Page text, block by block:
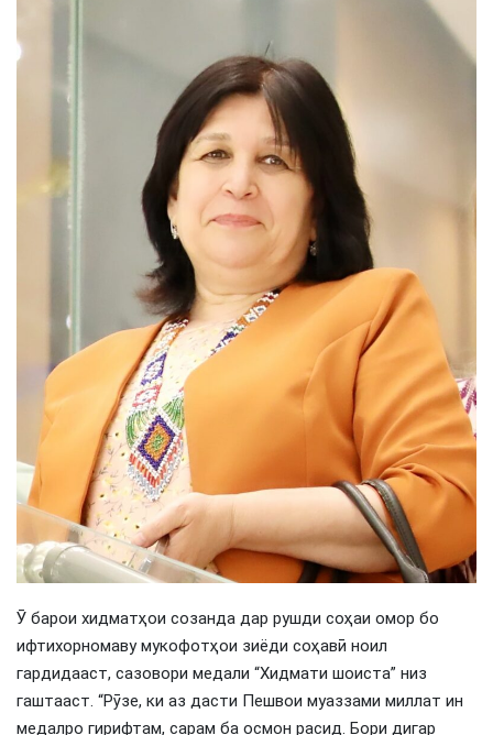
Ӯ барои хидматҳои созанда дар рушди соҳаи омор бо
ифтихорномаву мукофотҳои зиёди соҳавӣ ноил
гардидааст, сазовори медали “Хидмати шоиста” низ
гаштааст. “Рӯзе, ки аз дасти Пешвои муаззами миллат ин
медалро гирифтам, сарам ба осмон расид. Бори дигар